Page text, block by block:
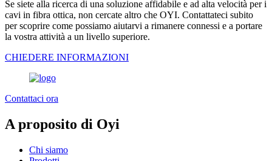
Se siete alla ricerca di una soluzione affidabile e ad alta velocità per i
cavi in fibra ottica, non cercate altro che OYI. Contattateci subito
per scoprire come possiamo aiutarvi a rimanere connessi e a portare
la vostra attività a un livello superiore.
CHIEDERE INFORMAZIONI
Contattaci ora
A proposito di Oyi
Chi siamo